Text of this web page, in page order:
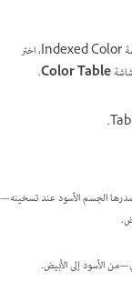
اختر Image >‏ Mode >‏ Indexed Color. في شاشة Indexed Color، اختر
Color Table
.
يصدرها الجسم الأسود عند تسخينه—